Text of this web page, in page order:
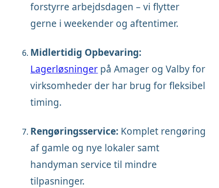
forstyrre arbejdsdagen – vi flytter
gerne i weekender og aftentimer.
Midlertidig Opbevaring:
Lagerløsninger på Amager og Valby for
virksomheder der har brug for fleksibel
timing.
Rengøringsservice: Komplet rengøring
af gamle og nye lokaler samt
handyman service til mindre
tilpasninger.